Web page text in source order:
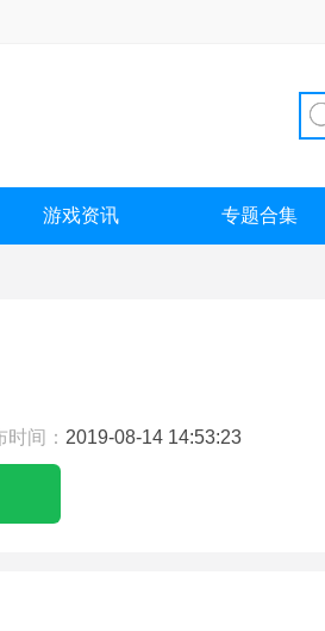
游戏资讯 专题合集
时间： 2019-08-14 14:53:23